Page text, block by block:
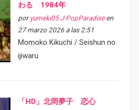
わる 1984年
por yumeki05 J-PopParadiseen
27 marzo 2026 a las 2:51
Momoko Kikuchi / Seishun no
ijiwaru
「HD」北岡夢子 恋心